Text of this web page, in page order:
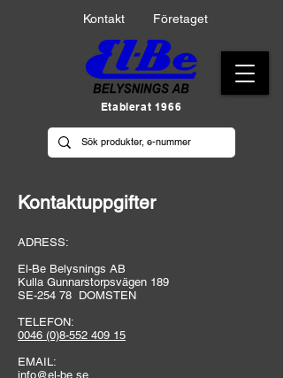
Kontakt Företaget
Etablerat 1966
Kontaktuppgifter
ADRESS:
El-Be Belysnings AB
Kulla Gunnarstorpsvägen 189
SE-254 78 DOMSTEN
TELEFON:
0046 (0)8-552 409 15
EMAIL:
info@el-be.se